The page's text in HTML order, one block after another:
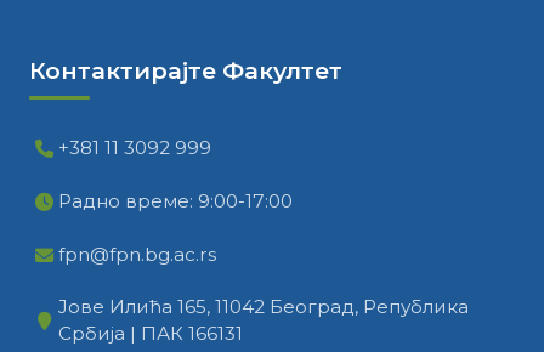
Контактирајте Факултет
+381 11 3092 999
Радно време: 9:00-17:00
fpn@fpn.bg.ac.rs
Јове Илића 165, 11042 Београд, Република
Србија | ПАК 166131